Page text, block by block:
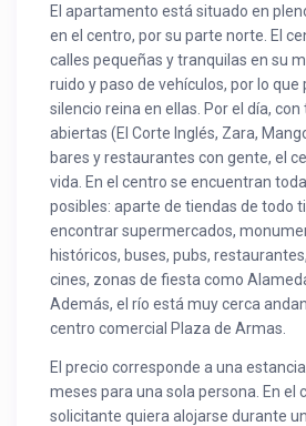
El apartamento está situado en
en el centro, por su parte norte. El
calles pequeñas y tranquilas en su
ruido y paso de vehículos, por lo que
silencio reina en ellas. Por el día,
abiertas (El Corte Inglés, Zara,
bares y restaurantes con gente, el
vida. En el centro se encuentran
posibles: aparte de tiendas de todo
encontrar supermercados,
históricos, buses, pubs,
cines, zonas de fiesta como
Además, el río está muy cerca
centro comercial Plaza de Armas.
El precio corresponde a una
meses para una sola persona. En el
solicitante quiera alojarse durante